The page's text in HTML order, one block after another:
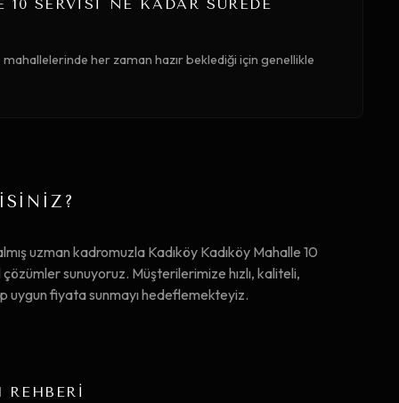
SERVISI NE KADAR SÜREDE
her zaman hazır beklediği için genellikle
uzman kadromuzla Kadıköy Kadıköy Mahalle 10
sunuyoruz. Müşterilerimize hızlı, kaliteli,
uygun fiyata sunmayı hedeflemekteyiz.